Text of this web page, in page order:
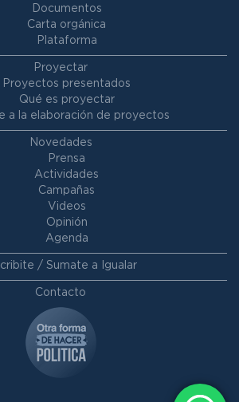
Documentos
Carta orgánica
Plataforma
Proyectar
Proyectos presentados
Qué es proyectar
a la elaboración de proyectos
Novedades
Prensa
Actividades
Campañas
Videos
Opinión
Agenda
/ Sumate a Igualar
Contacto